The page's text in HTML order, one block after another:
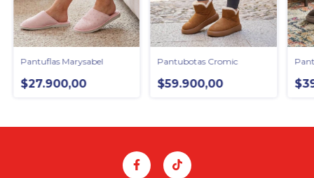
Pantuflas Marysabel
$27.900,00
Pantubotas Cromic
$59.900,00